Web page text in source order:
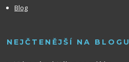
Blog
NEJČTENĚJŠÍ NA BLOGU